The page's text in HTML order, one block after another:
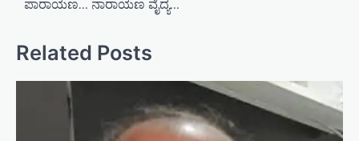
i
g
ಪಾರಾಯಣ… ನಾರಾಯಣ ವೈದ್ಯ…
Related Posts